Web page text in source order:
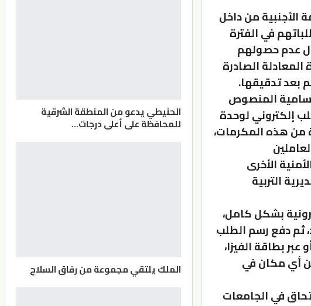
الأجنبية من داخل
في الفترة
عدم حصولهم
الصادرة
بعد تدقيقها.
المنصوص
إلكتروني لوحدة
من هذه المكرمات،
الأخرى
التربية
بشكل كامل،
ثم دفع رسم الطلب
بطاقة الفيزا،
أي مكان في
في الجامعات
الحنيطي يدعو من المنطقة الشرقية
للمحافظة على أعلى درجات…
الملك يلتقي مجموعة من رفاق السلاح